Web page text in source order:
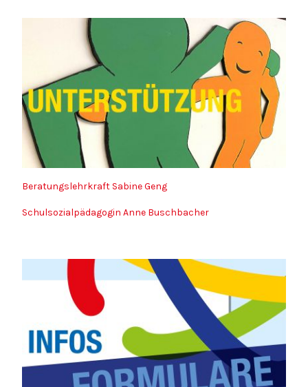
Beratungslehrkraft Sabine Geng
Schulsozialpädagogin Anne Buschbacher